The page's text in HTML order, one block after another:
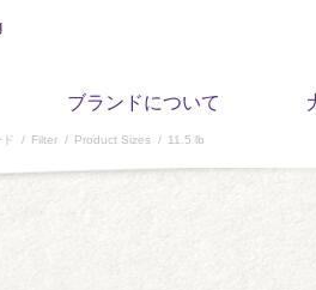
ブランドについて
Filter Product Sizes 11.5 lb